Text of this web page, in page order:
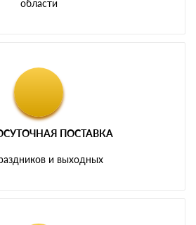
области
ПОСТАВКА
и выходных